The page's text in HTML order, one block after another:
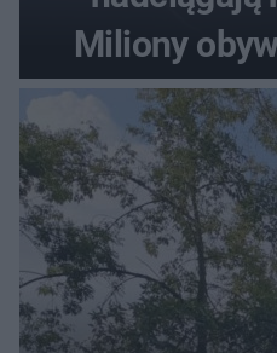
Miliony